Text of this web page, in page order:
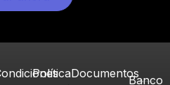
PolíticaDocumentosBanco